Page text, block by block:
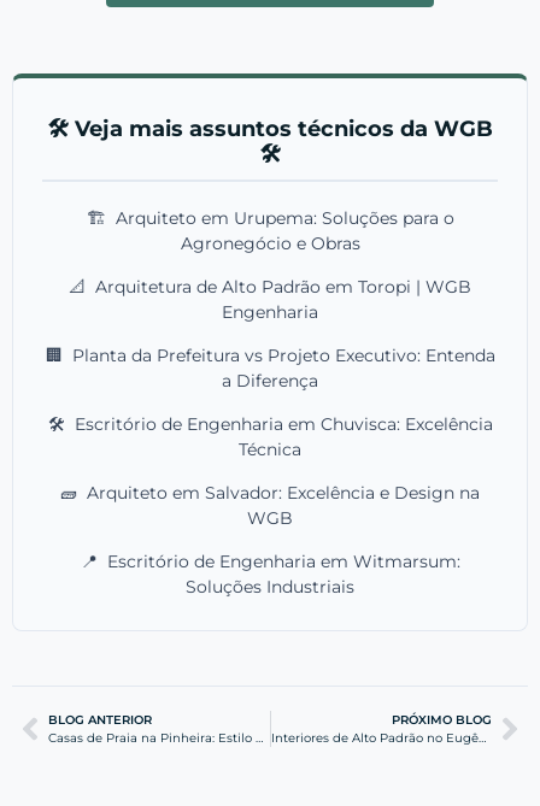
🛠️ Veja mais assuntos técnicos da WGB
🛠️
🏗️ Arquiteto em Urupema: Soluções para o
Agronegócio e Obras
📐 Arquitetura de Alto Padrão em Toropi | WGB
Engenharia
🏢
Planta da Prefeitura vs Projeto Executivo: Entenda
a Diferença
🛠️ Escritório de Engenharia em Chuvisca: Excelência
Técnica
🧱 Arquiteto em Salvador: Excelência e Design na
WGB
📍 Escritório de Engenharia em Witmarsum:
Soluções Industriais
BLOG ANTERIOR
Casas de Praia na Pinheira: Estilo Rústico e Engenharia
PRÓXIMO BLOG
Interiores de Alto Padrão no Eugênio Schneider